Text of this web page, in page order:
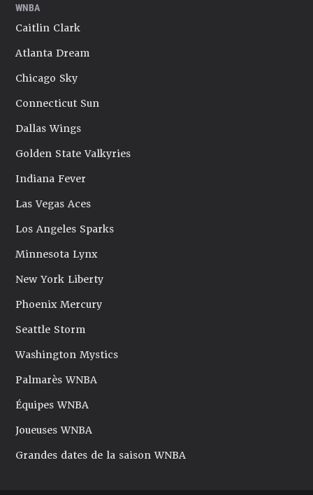
WNBA
Caitlin Clark
Atlanta Dream
Chicago Sky
Connecticut Sun
Dallas Wings
Golden State Valkyries
Indiana Fever
Las Vegas Aces
Los Angeles Sparks
Minnesota Lynx
New York Liberty
Phoenix Mercury
Seattle Storm
Washington Mystics
Palmarès WNBA
Équipes WNBA
Joueuses WNBA
Grandes dates de la saison WNBA